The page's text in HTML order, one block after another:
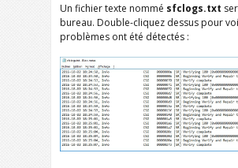
Un fichier texte nommé sfclogs.txt
bureau. Double-cliquez dessus pour
problèmes ont été détectés :